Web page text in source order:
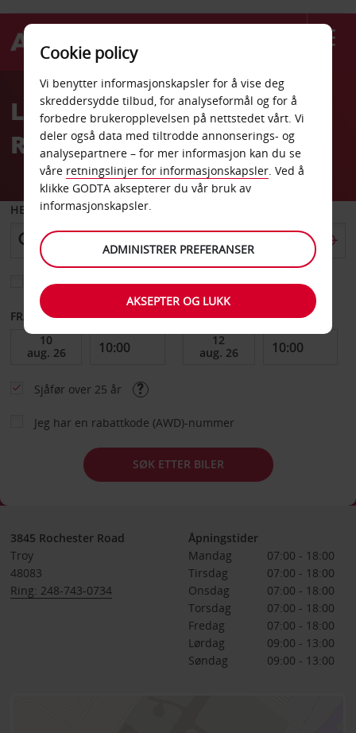
Welcome
AvisLeiebil Troy MI Rochester
Road
HENT FRA
Velg et annet leveringssted
FRA DATO TIL DATO
Sjåfør over 25 år
Jeg har en rabattkode (AWD)-nummer
SØK ETTER BILER
3845 Rochester Road
Troy
48083
Ring: 248-743-0734
Åpningstider
Mandag
07:00 - 18:00
Tirsdag
07:00 - 18:00
Onsdag
07:00 - 18:00
Torsdag
07:00 - 18:00
Fredag
07:00 - 18:00
Lørdag
09:00 - 13:00
Søndag
09:00 - 13:00
Cookie policy
Vi benytter informasjonskapsler for å vise deg
skreddersydde tilbud, for analyseformål og for å
forbedre brukeropplevelsen på nettstedet vårt. Vi
deler også data med tiltrodde annonserings- og
analysepartnere – for mer informasjon kan du se
våre retningslinjer for informasjonskapsler. Ved å
klikke GODTA aksepterer du vår bruk av
informasjonskapsler.
ADMINISTRER PREFERANSER
AKSEPTER OG LUKK